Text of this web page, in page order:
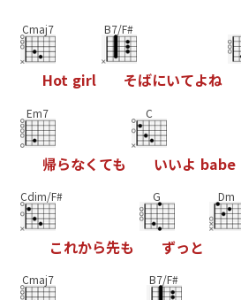
Cmaj7
Hot girl
B7/F#
そばにいてよね
Em7
帰らなく ても
C
いいよ babe
Cdim/F#
これから先も
G
ずっ と
Dm
Cmaj7 B7/F#